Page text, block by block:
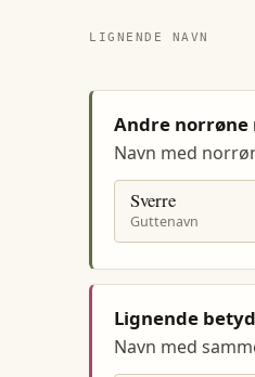
LIGNENDE NAVN
Andre norrøne
Navn med
Sverre
Guttenavn
Lignende
Navn med